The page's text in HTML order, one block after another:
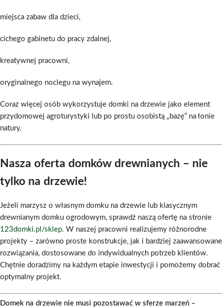
miejsca zabaw dla dzieci,
cichego gabinetu do pracy zdalnej,
kreatywnej pracowni,
oryginalnego noclegu na wynajem.
Coraz więcej osób wykorzystuje domki na drzewie jako element
przydomowej agroturystyki lub po prostu osobistą „bazę” na łonie
natury.
Nasza oferta domków drewnianych – nie
tylko na drzewie!
Jeżeli marzysz o własnym domku na drzewie lub klasycznym
drewnianym domku ogrodowym, sprawdź naszą ofertę na stronie
123domki.pl/sklep. W naszej pracowni realizujemy różnorodne
projekty – zarówno proste konstrukcje, jak i bardziej zaawansowane
rozwiązania, dostosowane do indywidualnych potrzeb klientów.
Chętnie doradzimy na każdym etapie inwestycji i pomożemy dobrać
optymalny projekt.
Domek na drzewie nie musi pozostawać w sferze marzeń –